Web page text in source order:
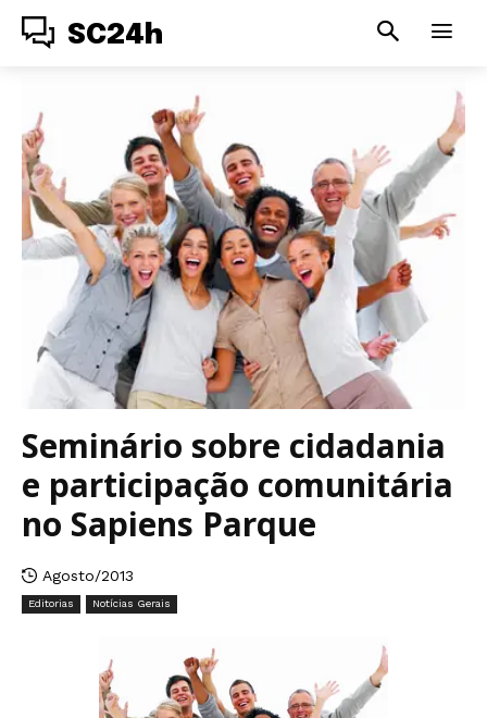
SC24h
Seminário sobre cidadania
e participação comunitária
no Sapiens Parque
Agosto/2013
Editorias Notícias Gerais